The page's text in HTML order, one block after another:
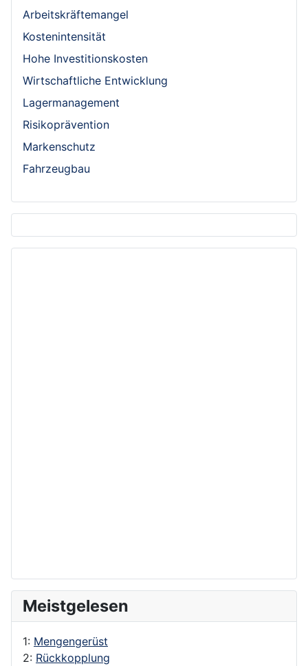
Arbeitskräftemangel
Kostenintensität
Hohe Investitionskosten
Wirtschaftliche Entwicklung
Lagermanagement
Risikoprävention
Markenschutz
Fahrzeugbau
Meistgelesen
1: Mengengerüst
2: Rückkopplung